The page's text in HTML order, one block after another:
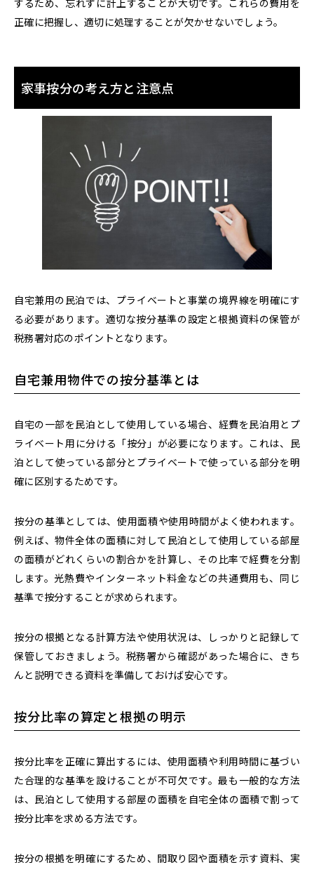
正確に把握し、適切に処理することが欠かせないでしょう。
家事按分の考え方と注意点
自宅兼用の民泊では、プライベートと事業の境界線を明確にす
る必要があります。適切な按分基準の設定と根拠資料の保管が
税務署対応のポイントとなります。
自宅兼用物件での按分基準とは
自宅の一部を民泊として使用している場合、経費を民泊用とプ
ライベート用に分ける「按分」が必要になります。これは、民
泊として使っている部分とプライベートで使っている部分を明
確に区別するためです。
按分の基準としては、使用面積や使用時間がよく使われます。
例えば、物件全体の面積に対して民泊として使用している部屋
の面積がどれくらいの割合かを計算し、その比率で経費を分割
します。光熱費やインターネット料金などの共通費用も、同じ
基準で按分することが求められます。
按分の根拠となる計算方法や使用状況は、しっかりと記録して
保管しておきましょう。税務署から確認があった場合に、きち
んと説明できる資料を準備しておけば安心です。
按分比率の算定と根拠の明示
按分比率を正確に算出するには、使用面積や利用時間に基づい
た合理的な基準を設けることが不可欠です。最も一般的な方法
は、民泊として使用する部屋の面積を自宅全体の面積で割って
按分比率を求める方法です。
按分の根拠を明確にするため、間取り図や面積を示す資料、実